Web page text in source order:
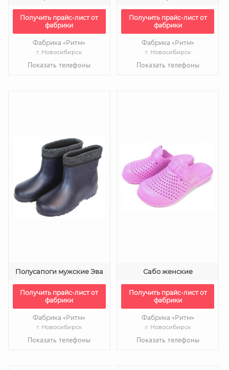
Получить прайс-лист от
фабрики
Фабрика «Ритм»
г. Новосибирск
Показать телефоны
Получить прайс-лист от
фабрики
Фабрика «Ритм»
г. Новосибирск
Показать телефоны
Полусапоги мужские Эва
Получить прайс-лист от
фабрики
Фабрика «Ритм»
г. Новосибирск
Показать телефоны
Сабо женские
Получить прайс-лист от
фабрики
Фабрика «Ритм»
г. Новосибирск
Показать телефоны